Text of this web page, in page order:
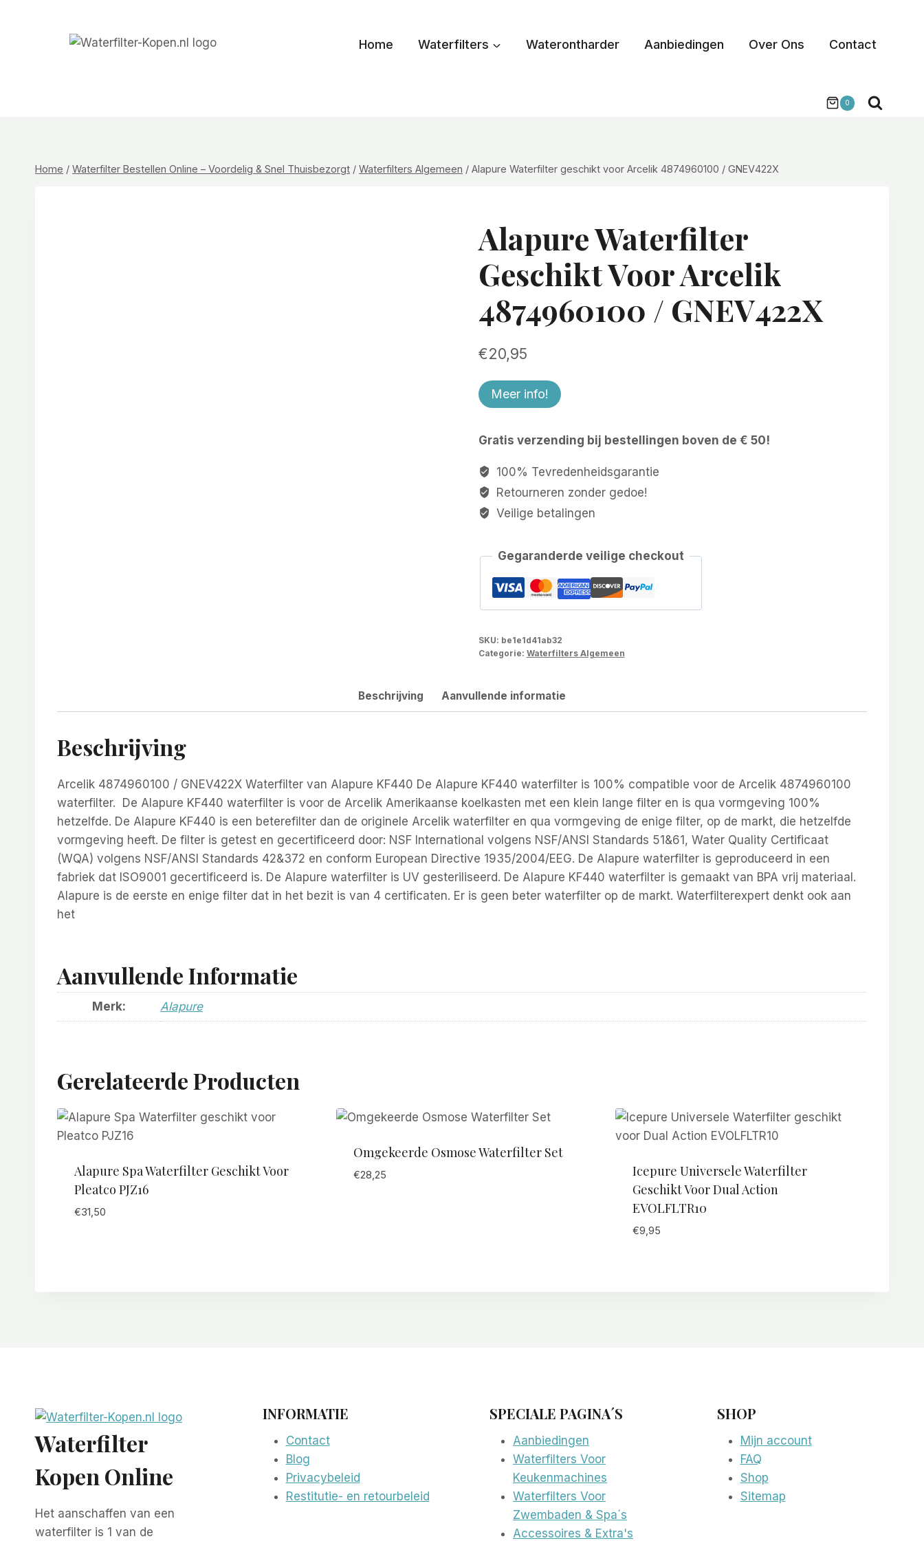
Home Waterfilters Waterontharder Aanbiedingen Over Ons Contact
0
Home / Waterfilter Bestellen Online – Voordelig & Snel Thuisbezorgt / Waterfilters Algemeen / Alapure Waterfilter geschikt voor Arcelik 4874960100 / GNEV422X
Alapure Waterfilter
Geschikt Voor Arcelik
4874960100 / GNEV422X
€20,95
Meer info!
Gratis verzending bij bestellingen boven de € 50!
100% Tevredenheidsgarantie
Retourneren zonder gedoe!
Veilige betalingen
Gegaranderde veilige checkout
SKU: be1e1d41ab32
Categorie: Waterfilters Algemeen
Beschrijving Aanvullende informatie
Beschrijving
Arcelik 4874960100 / GNEV422X Waterfilter van Alapure KF440 De Alapure KF440 waterfilter is 100% compatible voor de Arcelik 4874960100
waterfilter. De Alapure KF440 waterfilter is voor de Arcelik Amerikaanse koelkasten met een klein lange filter en is qua vormgeving 100%
hetzelfde. De Alapure KF440 is een beterefilter dan de originele Arcelik waterfilter en qua vormgeving de enige filter, op de markt, die hetzelfde
vormgeving heeft. De filter is getest en gecertificeerd door: NSF International volgens NSF/ANSI Standards 51&61, Water Quality Certificaat
(WQA) volgens NSF/ANSI Standards 42&372 en conform European Directive 1935/2004/EEG. De Alapure waterfilter is geproduceerd in een
fabriek dat ISO9001 gecertificeerd is. De Alapure waterfilter is UV gesteriliseerd. De Alapure KF440 waterfilter is gemaakt van BPA vrij materiaal.
Alapure is de eerste en enige filter dat in het bezit is van 4 certificaten. Er is geen beter waterfilter op de markt. Waterfilterexpert denkt ook aan
het
Aanvullende Informatie
Merk: Alapure
Gerelateerde Producten
Alapure Spa Waterfilter Geschikt Voor
Pleatco PJZ16
€31,50
Omgekeerde Osmose Waterfilter Set
€28,25
Icepure Universele Waterfilter
Geschikt Voor Dual Action
EVOLFLTR10
€9,95
Waterfilter
Kopen Online
Het aanschaffen van een
waterfilter is 1 van de
INFORMATIE
Contact
Blog
Privacybeleid
Restitutie- en retourbeleid
SPECIALE PAGINA´S
Aanbiedingen
Waterfilters Voor
Keukenmachines
Waterfilters Voor
Zwembaden & Spa´s
Accessoires & Extra's
SHOP
Mijn account
FAQ
Shop
Sitemap